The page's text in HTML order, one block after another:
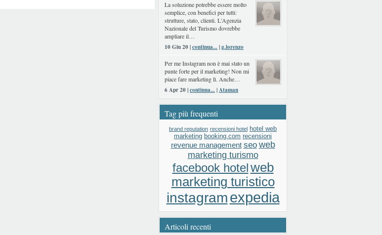
La soluzione potrebbe essere molto
semplice, con benefici per tutti:
strutture, stato, clienti. L'Agenzia
Nazionale del Turismo dovrebbe
ampliare il…
10 Giu 20 |continua...|g.lorenzo
Per me Instagram non è mai stato un
punte forte per il marketing! Non mi
piace fare marketing lì. Anche…
6 Apr 20 |continua...|Ataman
Tag più frequenti
brand reputation recensioni hotel hotel web
marketing booking.com recensioni
revenue management seo web
marketing turismo
facebook hotelweb
marketing turistico
instagramexpedia
Articoli recenti